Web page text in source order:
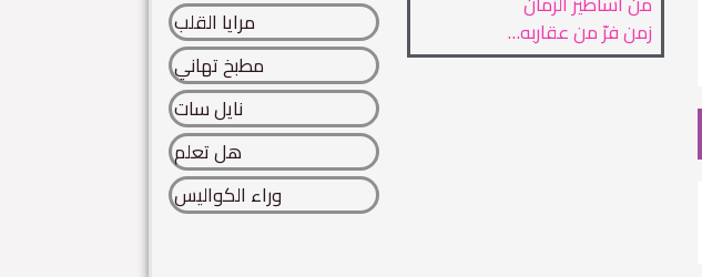
مرايا القلب
مطبخ تهاني
نايل سات
هل تعلم
وراء الكواليس
زمن فرّ من عقاربه…